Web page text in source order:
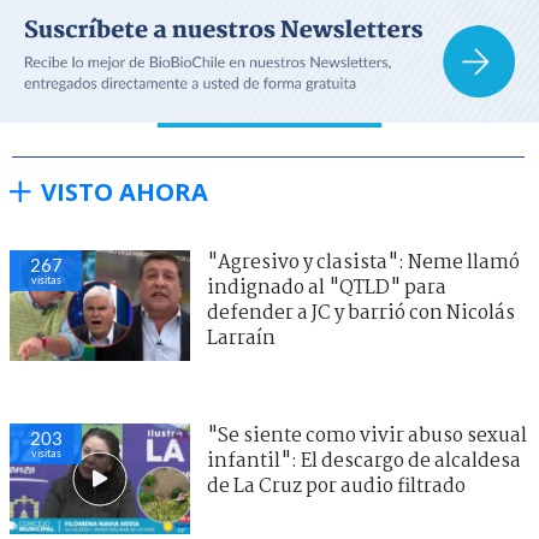
VISTO AHORA
267
visitas
"Agresivo y clasista": Neme llamó
indignado al "QTLD" para
defender a JC y barrió con Nicolás
Larraín
203
visitas
"Se siente como vivir abuso sexual
infantil": El descargo de alcaldesa
de La Cruz por audio filtrado